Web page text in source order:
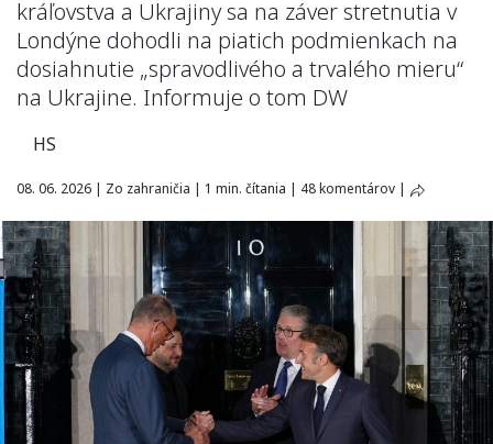
kráľovstva a Ukrajiny sa na záver stretnutia v
Londýne dohodli na piatich podmienkach na
dosiahnutie „spravodlivého a trvalého mieru“
na Ukrajine. Informuje o tom DW
HS
08. 06. 2026 | Zo zahraničia | 1 min. čítania | 48 komentárov |